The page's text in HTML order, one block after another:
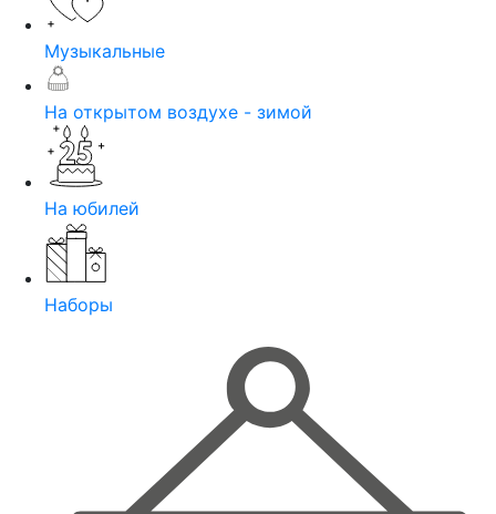
Музыкальные
На открытом воздухе - зимой
На юбилей
Наборы